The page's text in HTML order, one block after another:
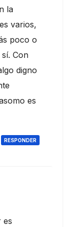
la
varios,
poco o
Con
digno
es
RESPONDER
es